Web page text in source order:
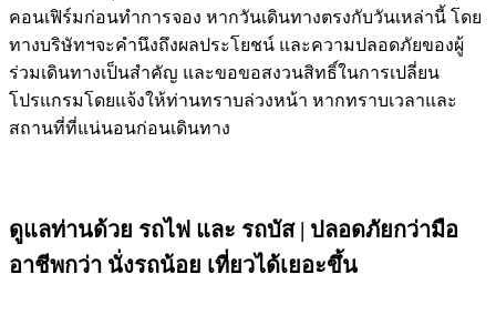
คอนเฟิร์มก่อนทำการจอง หากวันเดินทางตรงกับวันเหล่านี้ โดย
ทางบริษัทฯจะคำนึงถึงผลประโยชน์ และความปลอดภัยของผู้
ร่วมเดินทางเป็นสำคัญ และขอขอสงวนสิทธิ์ในการเปลี่ยน
โปรแกรมโดยแจ้งให้ท่านทราบล่วงหน้า หากทราบเวลาและ
สถานที่ที่แน่นอนก่อนเดินทาง
ดูแลท่านด้วย รถไฟ และ รถบัส | ปลอดภัยกว่ามือ
อาชีพกว่า นั่งรถน้อย เที่ยวได้เยอะขึ้น